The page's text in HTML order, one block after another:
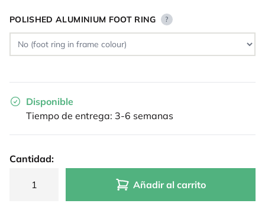
POLISHED ALUMINIUM FOOT RING ?
Disponible
Tiempo de entrega: 3-6 semanas
Cantidad:
Añadir al carrito